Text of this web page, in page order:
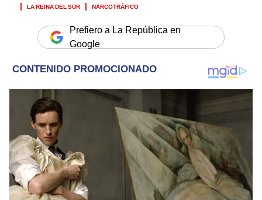
LA REINA DEL SUR
NARCOTRÁFICO
Prefiero a La República en
Google